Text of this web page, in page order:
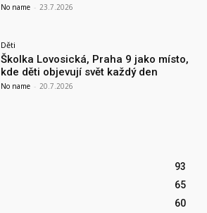
No name - 23.7.2026
Děti
Školka Lovosická, Praha 9 jako místo,
kde děti objevují svět každý den
No name - 20.7.2026
93
65
60